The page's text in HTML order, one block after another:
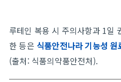
루테인 복용 시 주의사항과 1일
한 등은 식품안전나라 기능성 원
(출처: 식품의약품안전처).